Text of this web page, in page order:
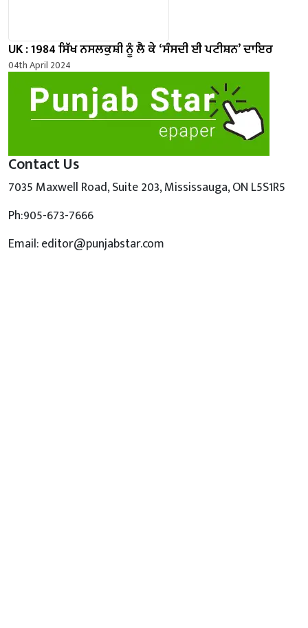
UK : 1984 ਸਿੱਖ ਨਸਲਕੁਸ਼ੀ ਨੂੰ ਲੈ ਕੇ ‘ਸੰਸਦੀ ਈ ਪਟੀਸ਼ਨ’ ਦਾਇਰ
04th April 2024
Contact Us
7035 Maxwell Road, Suite 203, Mississauga, ON L5S1R5
Ph:905-673-7666
Email: editor@punjabstar.com